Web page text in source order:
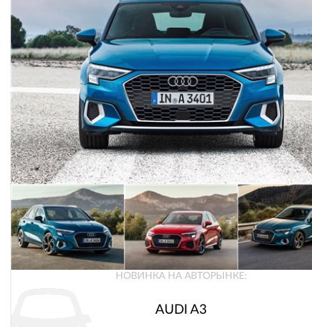
НОВИНКА НА АВТОРЫНКЕ:
AUDI A3